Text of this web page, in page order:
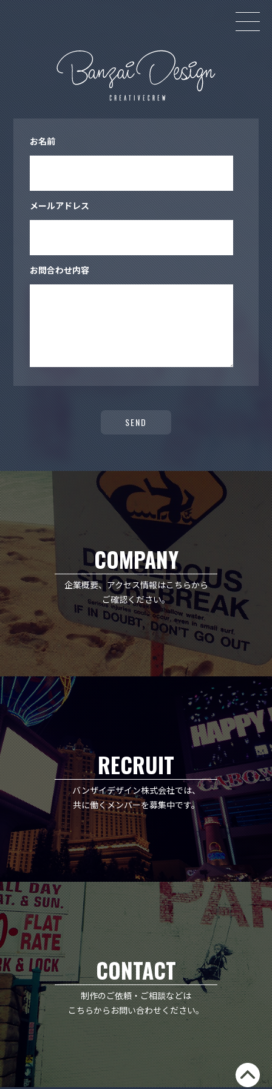
HOME
COMPANY
お名前
メールアドレス
お問合わせ内容
COMPANY
企業概要、アクセス情報はこちらから
ご確認ください。
RECRUIT
バンザイデザイン株式会社では、
共に働くメンバーを募集中です。
CONTACT
制作のご依頼・ご相談などは
こちらからお問い合わせください。